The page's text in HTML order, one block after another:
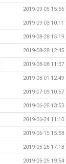
2019-09-05 15:56
2019-09-03 10:11
2019-08-28 15:19
2019-08-28 12:45
2019-08-08 11:37
2019-08-01 12:49
2019-07-09 10:57
2019-06-25 13:53
2019-06-24 11:10
2019-06-15 15:58
2019-05-26 17:18
2019-05-25 19:54